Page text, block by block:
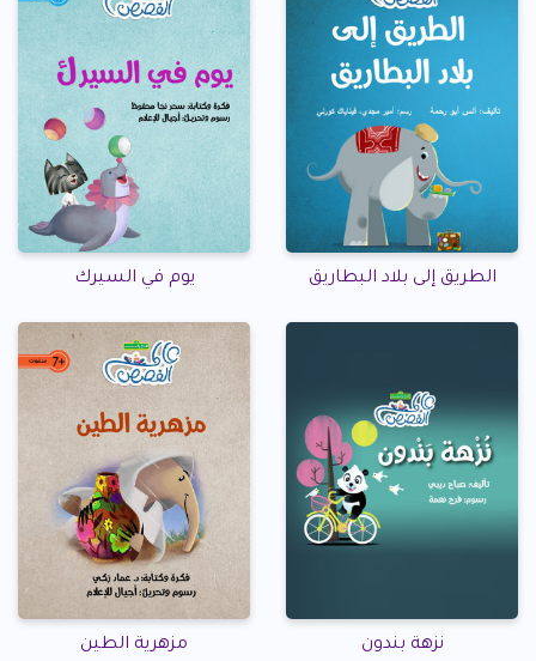
الطريق إلى بلاد البطاريق يوم في السيرك
نزهة بندون مزهرية الطين